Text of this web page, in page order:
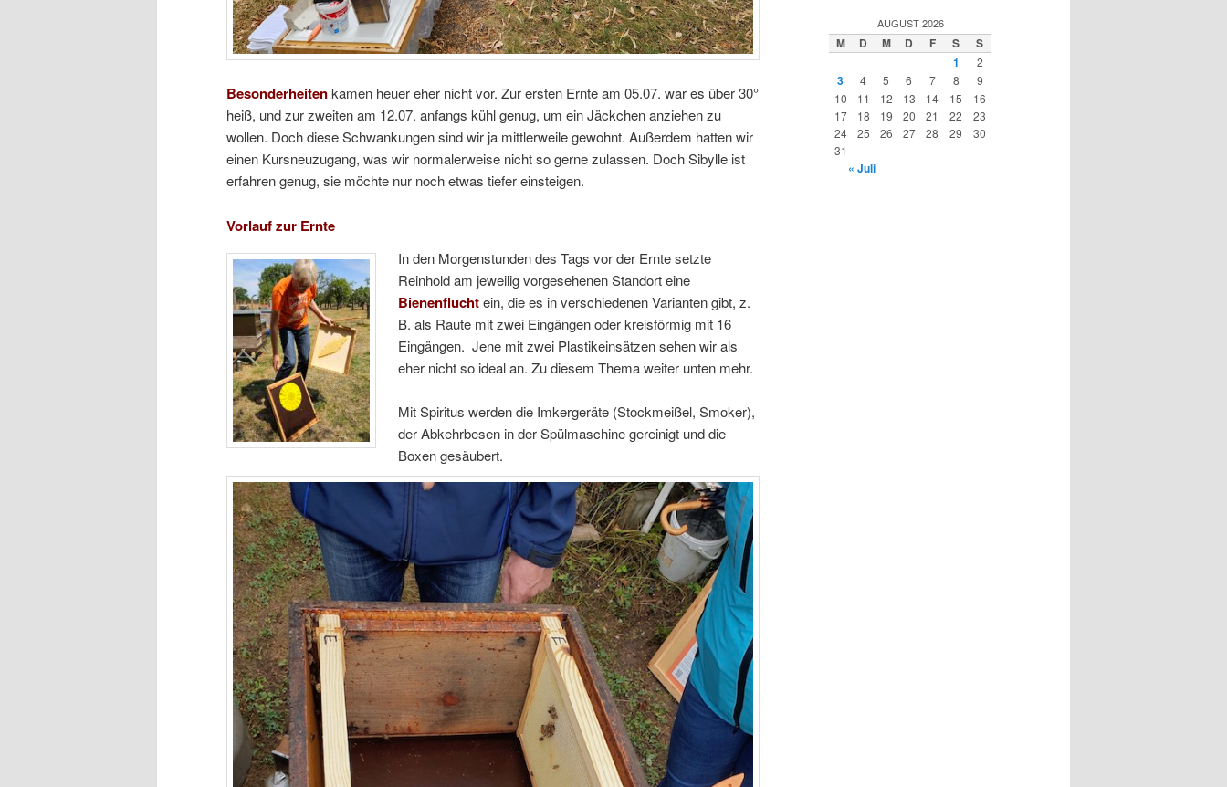
Besonderheitenkamen heuer eher nicht vor. Zur ersten Ernte am 05.07. war es über 30°
heiß, und zur zweiten am 12.07. anfangs kühl genug, um ein Jäckchen anziehen zu
wollen. Doch diese Schwankungen sind wir ja mittlerweile gewohnt. Außerdem hatten wir
einen Kursneuzugang, was wir normalerweise nicht so gerne zulassen. Doch Sibylle ist
erfahren genug, sie möchte nur noch etwas tiefer einsteigen.
Vorlauf zur Ernte
In den Morgenstunden des Tags vor der Ernte setzte
Reinhold am jeweilig vorgesehenen Standort eine
Bienenfluchtein, die es in verschiedenen Varianten gibt, z.
B. als Raute mit zwei Eingängen oder kreisförmig mit 16
Eingängen. Jene mit zwei Plastikeinsätzen sehen wir als
eher nicht so ideal an. Zu diesem Thema weiter unten mehr.
Mit Spiritus werden die Imkergeräte (Stockmeißel, Smoker),
der Abkehrbesen in der Spülmaschine gereinigt und die
Boxen gesäubert.
AUGUST 2026
M D M D F S
S
1
2
3 4 5 6 7 8
9
10
11 12 13 14 15
16
17
18 19 20 21 22
23
24
25 26 27 28 29
30
31
« Juli